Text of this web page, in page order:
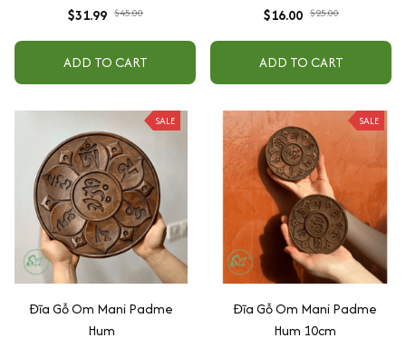
Sám Hối và tổng hợp các bài
chữ to, in rõ phù hợp mọi lứa
$31.99 $45.00
ADD TO CART
mắn sức khỏe tài lộc
$16.00 $25.00
ADD TO CART
SALE
Đĩa Gỗ Om Mani Padme
Hum
SALE
Đĩa Gỗ Om Mani Padme
Hum 10cm